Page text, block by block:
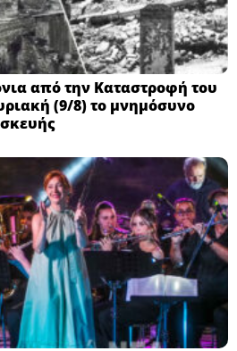
από την Καταστροφή του
(9/8) το μνημόσυνο